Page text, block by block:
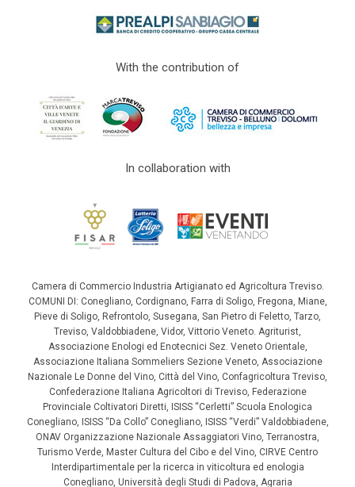
With the contribution of
In collaboration with
Camera di Commercio Industria Artigianato ed Agricoltura Treviso.
COMUNI DI: Conegliano, Cordignano, Farra di Soligo, Fregona, Miane,
Pieve di Soligo, Refrontolo, Susegana, San Pietro di Feletto, Tarzo,
Treviso, Valdobbiadene, Vidor, Vittorio Veneto. Agriturist,
Associazione Enologi ed Enotecnici Sez. Veneto Orientale,
Associazione Italiana Sommeliers Sezione Veneto, Associazione
Nazionale Le Donne del Vino, Città del Vino, Confagricoltura Treviso,
Confederazione Italiana Agricoltori di Treviso, Federazione
Provinciale Coltivatori Diretti, ISISS “Cerletti” Scuola Enologica
Conegliano, ISISS “Da Collo” Conegliano, ISISS “Verdi” Valdobbiadene,
ONAV Organizzazione Nazionale Assaggiatori Vino, Terranostra,
Turismo Verde, Master Cultura del Cibo e del Vino, CIRVE Centro
Interdipartimentale per la ricerca in viticoltura ed enologia
Conegliano, Università degli Studi di Padova, Agraria